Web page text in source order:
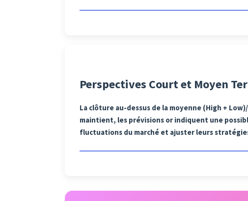
Perspectives Court et Moyen
La clôture au-dessus de la moyenne (High +
maintient, les prévisions or indiquent une
fluctuations du marché et ajuster leurs